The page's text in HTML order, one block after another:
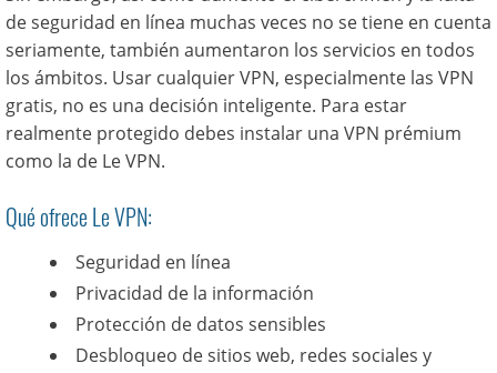
de seguridad en línea muchas veces no se tiene en cuenta
seriamente, también aumentaron los servicios en todos
los ámbitos. Usar cualquier VPN, especialmente las VPN
gratis, no es una decisión inteligente. Para estar
realmente protegido debes instalar una VPN prémium
como la de Le VPN.
Qué ofrece Le VPN:
Seguridad en línea
Privacidad de la información
Protección de datos sensibles
Desbloqueo de sitios web, redes sociales y